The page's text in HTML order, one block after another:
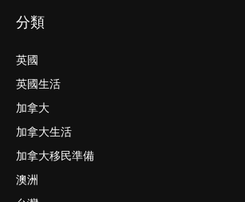
分類
英國
英國生活
加拿大
加拿大生活
加拿大移民準備
澳洲